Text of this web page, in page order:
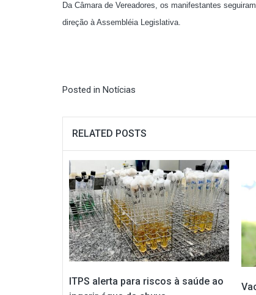
Da Câmara de Vereadores, os manifestantes
direção à Assembléia Legislativa.
Posted in Notícias
RELATED POSTS
ITPS alerta para riscos à saúde ao